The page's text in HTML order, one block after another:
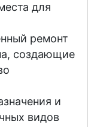
для
ремонт
создающие
и
видов